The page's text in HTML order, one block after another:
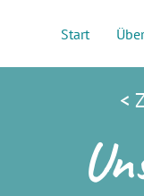
Start
<